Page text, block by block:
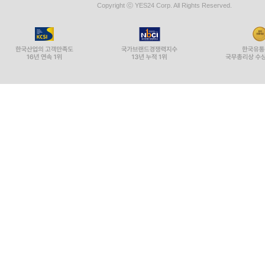
Copyright ⓒ YES24 Corp. All Rights Reserved.